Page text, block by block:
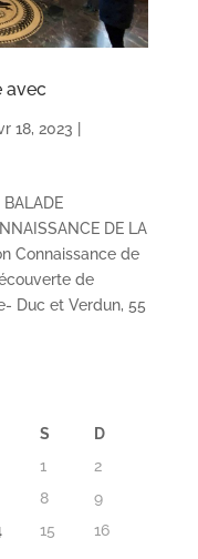
avec
18, 2023
DE LA
Connaissance de
de
Duc et Verdun, 55
S
D
1
2
8
9
15
16